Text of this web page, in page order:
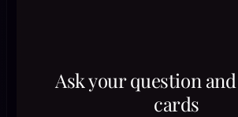
Ask your question
cards